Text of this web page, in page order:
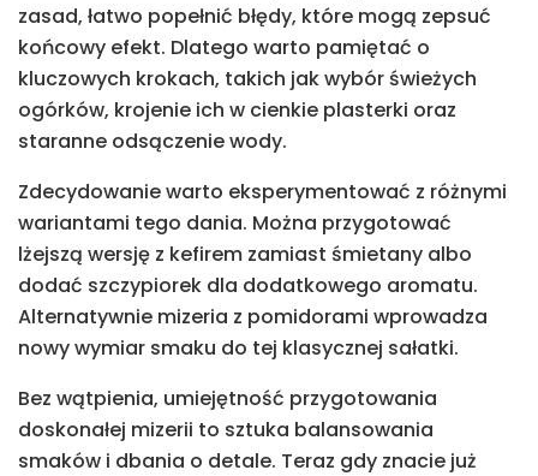
zasad, łatwo popełnić błędy, które mogą zepsuć
końcowy efekt. Dlatego warto pamiętać o
kluczowych krokach, takich jak wybór świeżych
ogórków, krojenie ich w cienkie plasterki oraz
staranne odsączenie wody.
Zdecydowanie warto eksperymentować z różnymi
wariantami tego dania. Można przygotować
lżejszą wersję z kefirem zamiast śmietany albo
dodać szczypiorek dla dodatkowego aromatu.
Alternatywnie mizeria z pomidorami wprowadza
nowy wymiar smaku do tej klasycznej sałatki.
Bez wątpienia, umiejętność przygotowania
doskonałej mizerii to sztuka balansowania
smaków i dbania o detale. Teraz gdy znacie już